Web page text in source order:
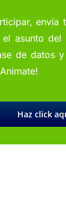
envía
asunto del
de datos
Haz click